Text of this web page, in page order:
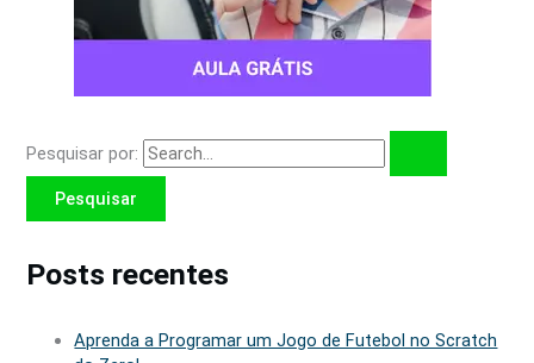
Pesquisar por:
Posts recentes
Aprenda a Programar um Jogo de Futebol no Scratch